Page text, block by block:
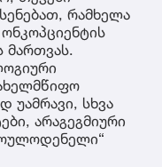
რამხელა
მართვას.
უამრავი, სხვა
არაგეგმიური